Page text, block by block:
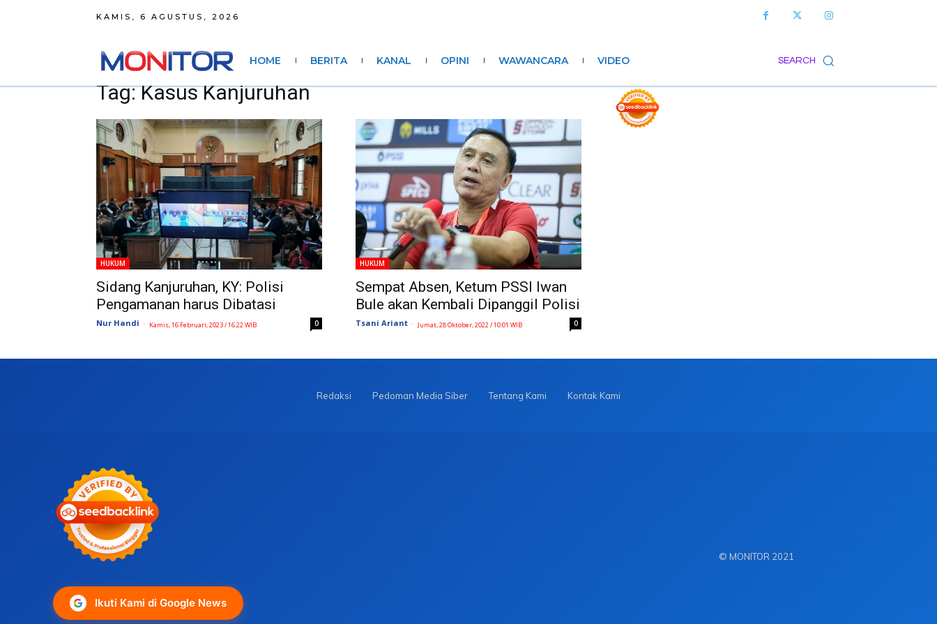
KAMIS, 6 AGUSTUS, 2026
SEARCH
HOME BERITA KANAL OPINI WAWANCARA VIDEO
Tag: Kasus Kanjuruhan
HUKUM
Sidang Kanjuruhan, KY: Polisi
Pengamanan harus Dibatasi
Nur Handi - Kamis, 16 Februari, 2023 / 16:22 WIB 0
HUKUM
Sempat Absen, Ketum PSSI Iwan
Bule akan Kembali Dipanggil Polisi
Tsani Ariant - Jumat, 28 Oktober, 2022 / 10:01 WIB 0
Redaksi Pedoman Media Siber Tentang Kami Kontak Kami
Ikuti Kami di Google News
© MONITOR 2021